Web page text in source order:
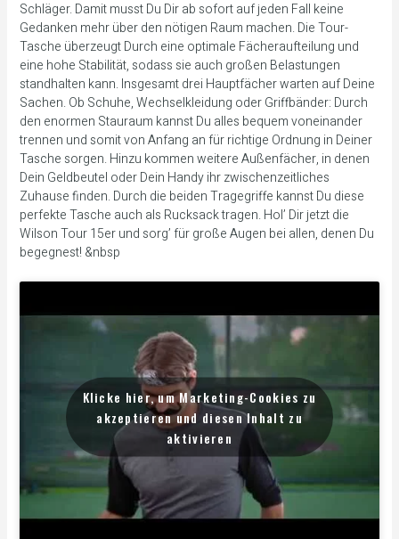
Schläger. Damit musst Du Dir ab sofort auf jeden Fall keine
Gedanken mehr über den nötigen Raum machen. Die Tour-
Tasche überzeugt Durch eine optimale Fächeraufteilung und
eine hohe Stabilität, sodass sie auch großen Belastungen
standhalten kann. Insgesamt drei Hauptfächer warten auf Deine
Sachen. Ob Schuhe, Wechselkleidung oder Griffbänder: Durch
den enormen Stauraum kannst Du alles bequem voneinander
trennen und somit von Anfang an für richtige Ordnung in Deiner
Tasche sorgen. Hinzu kommen weitere Außenfächer, in denen
Dein Geldbeutel oder Dein Handy ihr zwischenzeitliches
Zuhause finden. Durch die beiden Tragegriffe kannst Du diese
perfekte Tasche auch als Rucksack tragen. Hol’ Dir jetzt die
Wilson Tour 15er und sorg’ für große Augen bei allen, denen Du
begegnest! &nbsp
Klicke hier, um Marketing-Cookies zu
akzeptieren und diesen Inhalt zu
aktivieren